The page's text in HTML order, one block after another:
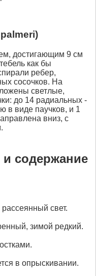
достигающим 9 см
как бы
ребер,
сосочков. На
светлые,
до 14 радиальных -
в виде паучков, и 1
вниз, с
содержание
свет.
зимой редкий.
в опрыскивании.